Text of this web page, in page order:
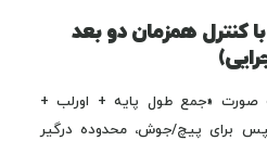
با کنترل همزمان دو بعد
«جمع طول پایه + اورلب +
برای پیچ/جوش، محدوده درگیر